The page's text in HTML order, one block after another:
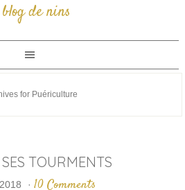
de nins
for Puériculture
TOURMENTS
· 10 Comments